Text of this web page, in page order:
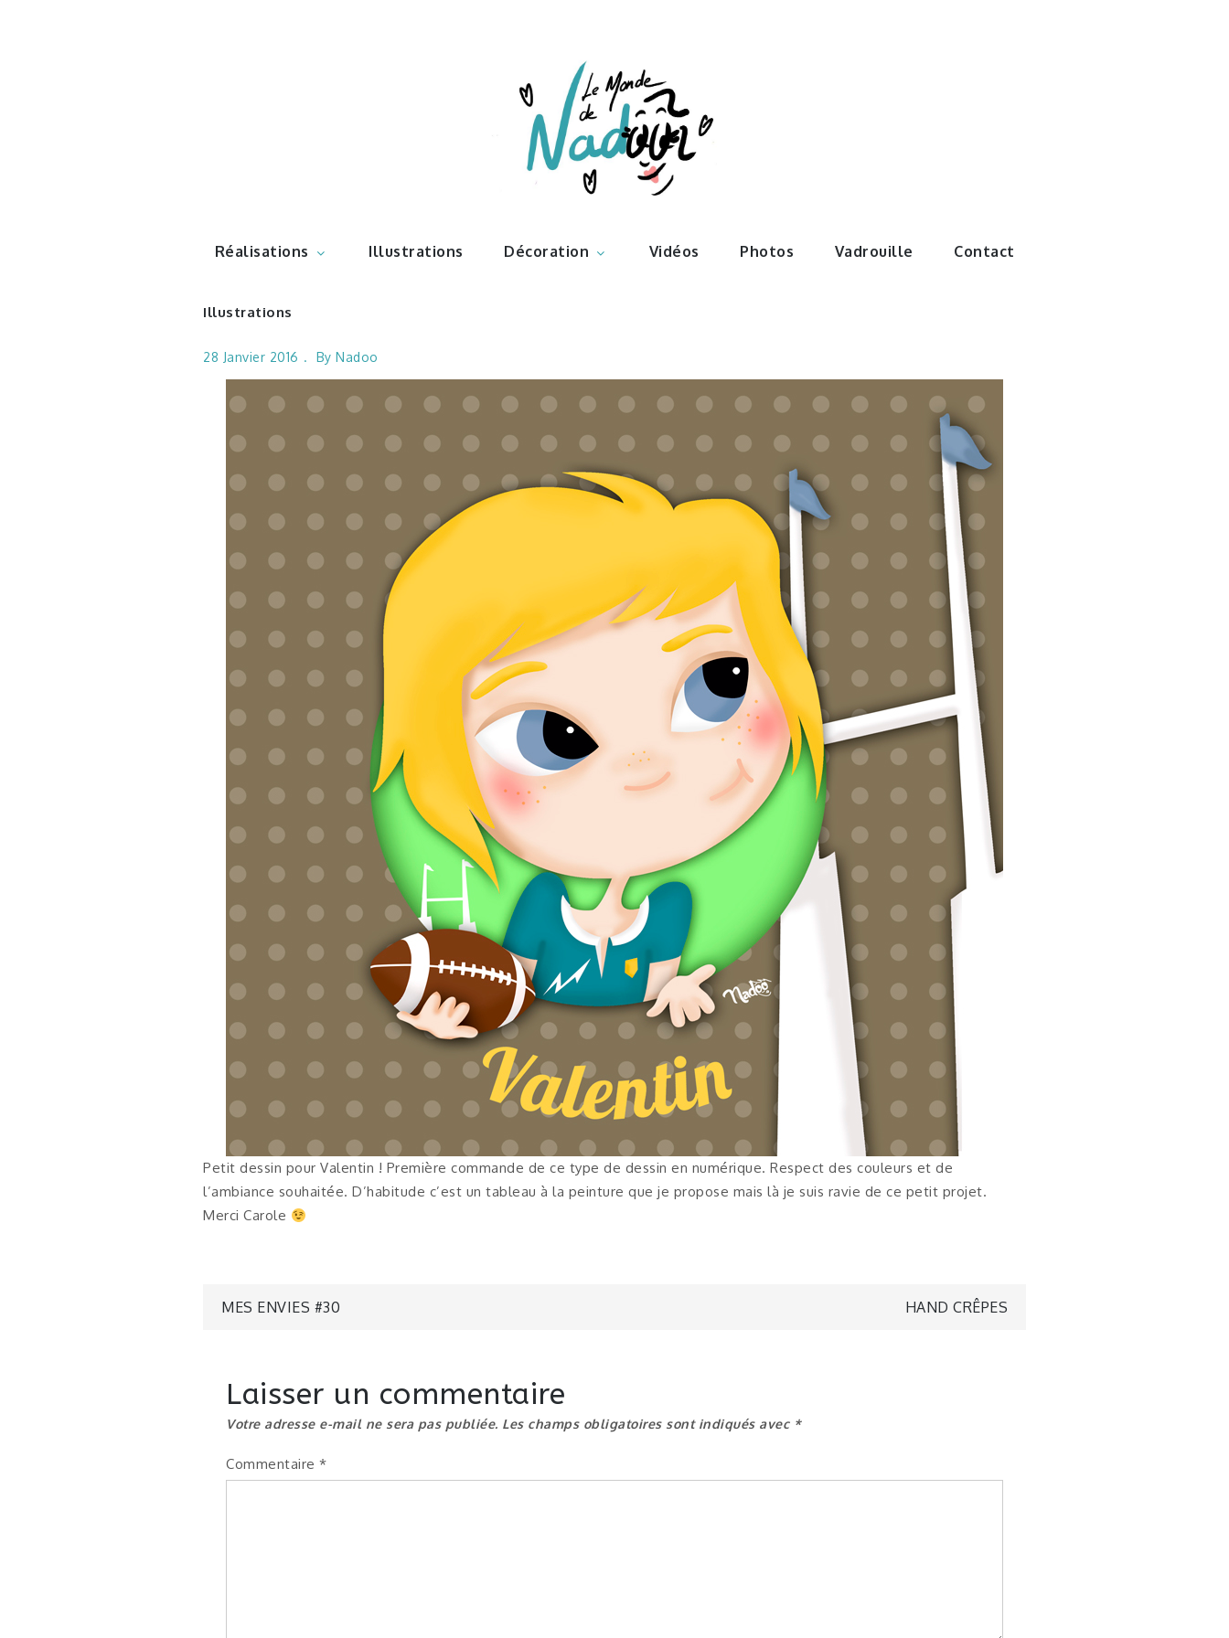
Illustrations – le monde de
Nadoo
Réalisations Illustrations Décoration Vidéos Photos Vadrouille Contact
Illustrations
28 Janvier 2016 By Nadoo
Petit dessin pour Valentin ! Première commande de ce type de dessin en numérique. Respect des couleurs et de
l’ambiance souhaitée. D’habitude c’est un tableau à la peinture que je propose mais là je suis ravie de ce petit projet.
Merci Carole
Navigation
l’article
MES ENVIES #30 HAND CRÊPES
Laisser un commentaire
Votre adresse e-mail ne sera pas publiée. Les champs obligatoires sont indiqués avec *
Commentaire *